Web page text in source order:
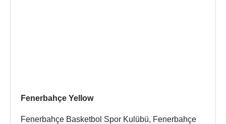
Fenerbahçe Yellow
Fenerbahçe Basketbol Spor Kulübü, Fenerbahçe